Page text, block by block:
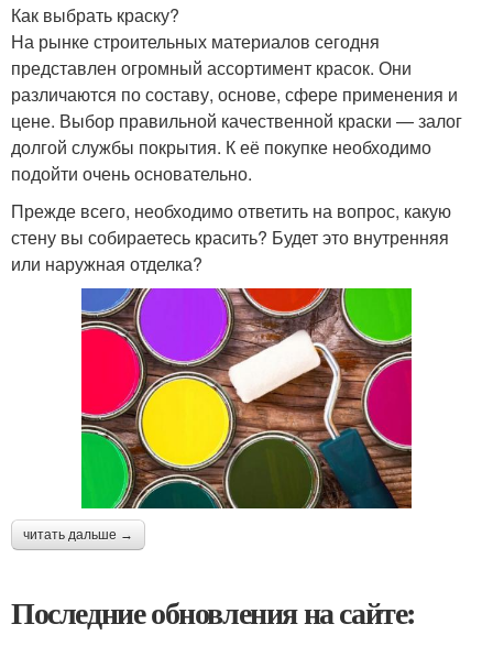
Как выбрать краску?
На рынке строительных материалов сегодня
представлен огромный ассортимент красок. Они
различаются по составу, основе, сфере применения и
цене. Выбор правильной качественной краски — залог
долгой службы покрытия. К её покупке необходимо
подойти очень основательно.
Прежде всего, необходимо ответить на вопрос, какую
стену вы собираетесь красить? Будет это внутренняя
или наружная отделка?
читать дальше →
Последние обновления на сайте: